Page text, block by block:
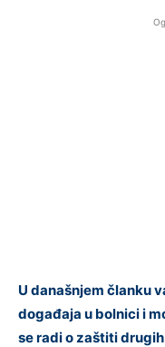
U današnjem članku
događaja u bolnici i
se radi o zaštiti